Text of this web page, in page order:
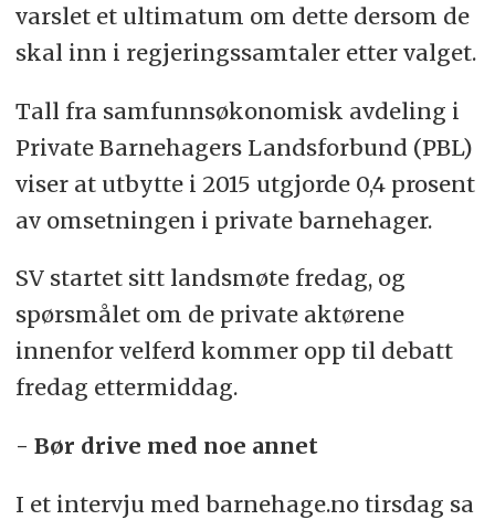
varslet et ultimatum om dette dersom de
skal inn i regjeringssamtaler etter valget.
Tall fra samfunnsøkonomisk avdeling i
Private Barnehagers Landsforbund (PBL)
viser at utbytte i 2015 utgjorde 0,4 prosent
av omsetningen i private barnehager.
SV startet sitt landsmøte fredag, og
spørsmålet om de private aktørene
innenfor velferd kommer opp til debatt
fredag ettermiddag.
- Bør drive med noe annet
I et intervju med barnehage.no tirsdag sa